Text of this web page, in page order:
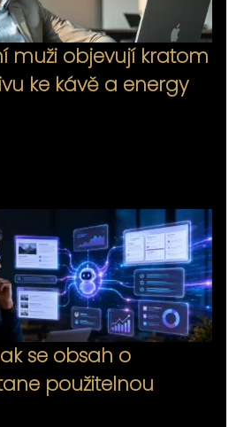
muži objevují kratom
ke kávě a energy
se obsah o
použitelnou